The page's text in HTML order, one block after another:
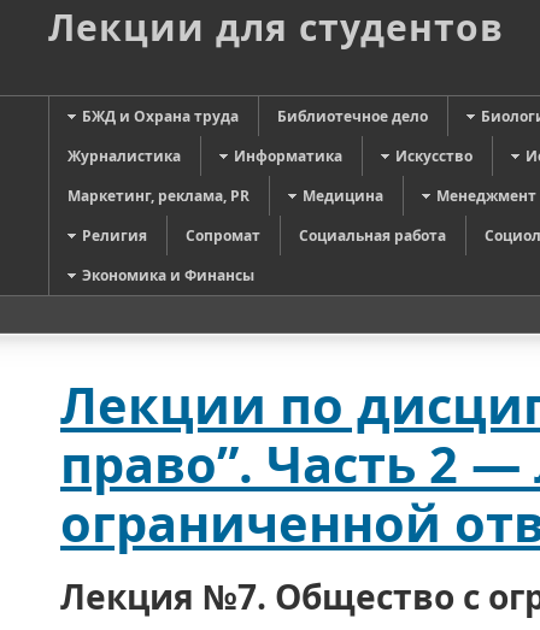
Лекции для студентов
БЖД и Охрана труда Библиотечное дело
Журналистика
Информатика Искусство
Маркетинг, реклама, PR
Медицина
Менеджмент
Религия
Сопромат Социальная работа
Экономика и Финансы
Лекции по
право”. Часть 2
ограниченной
Лекция №7. Общество с